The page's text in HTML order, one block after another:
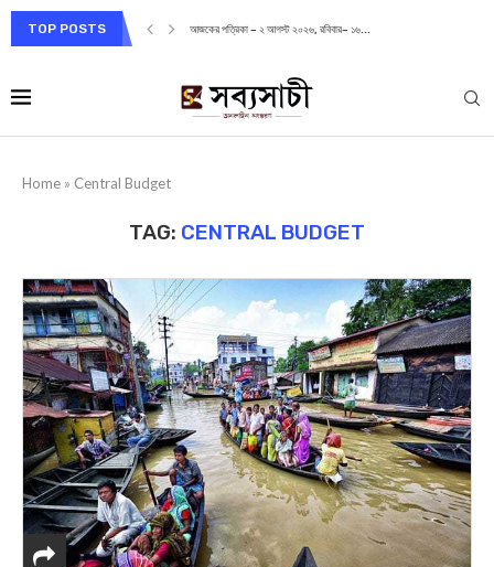
TOP POSTS আজকের পত্রিকা – ২ আগস্ট ২০২৬, রবিবার– ১৬...
Home » Central Budget
TAG: CENTRAL BUDGET